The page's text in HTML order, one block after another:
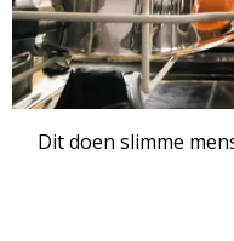
Dit doen slimme